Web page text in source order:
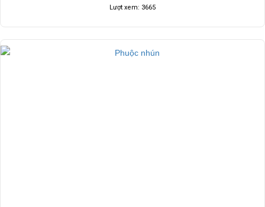
Lượt xem: 3665